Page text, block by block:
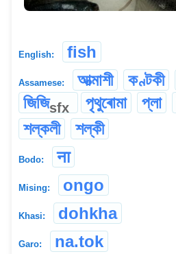
English: fish
Assamese: আত্মাশী কণ্টকী
জিজিsfx পৃথুৰোমা প্লা
শল্কলী
শল্কী
Bodo: ना
Mising: ongo
Khasi: dohkha
Garo: na.tok